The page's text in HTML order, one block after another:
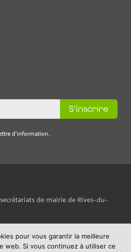
d'information.
S'inscrire
de mairie de Rives-du-
pour vous garantir la meilleure
web. Si vous continuez à utiliser ce